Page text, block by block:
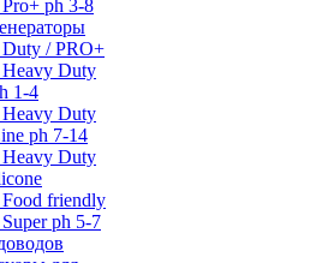
ph 3-8
/ PRO+
Duty
1-4
Duty
ph 7-14
Duty
friendly
ph 5-7